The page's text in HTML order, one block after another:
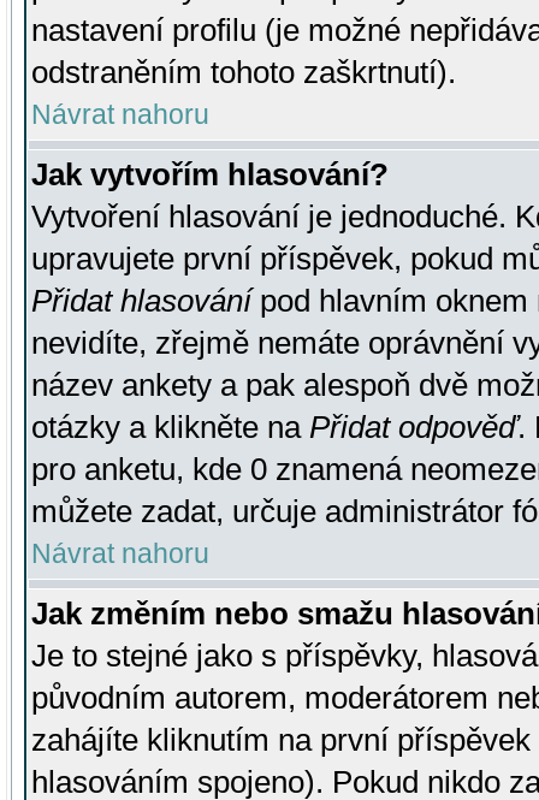
nastavení profilu (je možné
odstraněním tohoto zaškrtnutí).
Návrat nahoru
Jak vytvořím hlasování?
Vytvoření hlasování je jednoduché.
upravujete první příspěvek, pokud
Přidat hlasovánípod hlavním oknem
nevidíte, zřejmě nemáte oprávnění
název ankety a pak alespoň dvě
otázky a klikněte na Přidat odpověď.
pro anketu, kde 0 znamená
můžete zadat, určuje administrátor
Návrat nahoru
Jak změním nebo smažu
Je to stejné jako s příspěvky,
původním autorem, moderátorem
zahájíte kliknutím na první
hlasováním spojeno). Pokud nikdo